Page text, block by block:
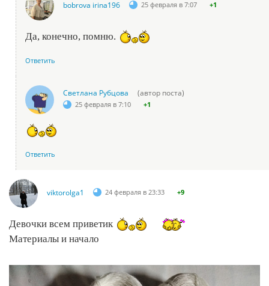
bobrova irina196 25 февраля в 7:07 +1
Да, конечно, помню.
Ответить
Светлана Рубцова (автор поста)
25 февраля в 7:10 +1
Ответить
viktorolga1 24 февраля в 23:33 +9
Девочки всем приветик
Материалы и начало